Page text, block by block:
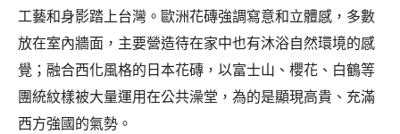
工藝和身影踏上台灣。歐洲花磚強調寫意和立體感，多數
放在室內牆面，主要營造待在家中也有沐浴自然環境的感
覺；融合西化風格的日本花磚，以富士山、櫻花、白鶴等
團統紋樣被大量運用在公共澡堂，為的是顯現高貴、充滿
西方強國的氣勢。